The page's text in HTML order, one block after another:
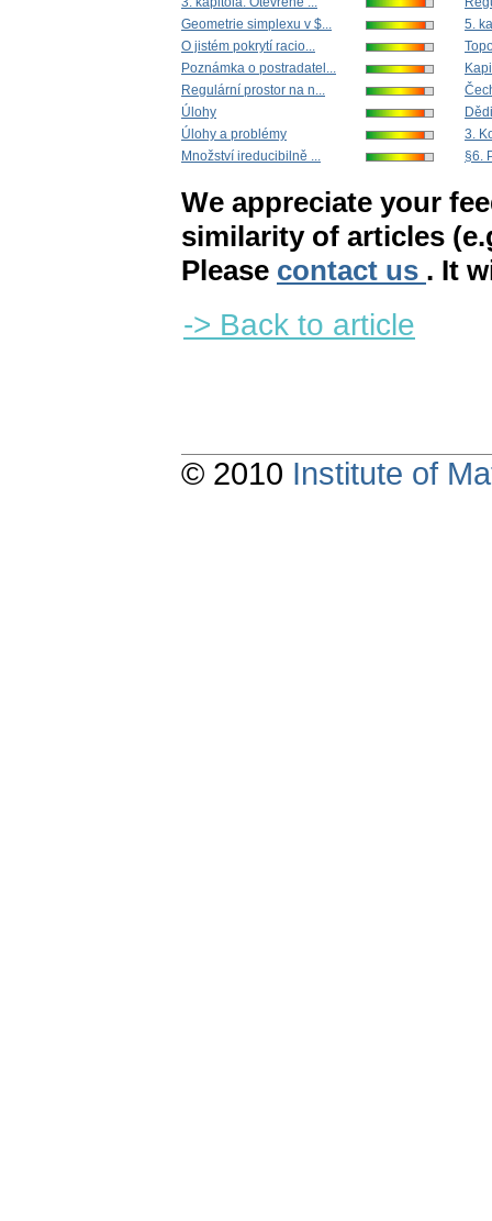
Geometrie simplexu v $...
O jistém pokrytí racio...
Poznámka o postradatel...
Regulární prostor na n...
Úlohy
Úlohy a problémy
Množství ireducibilně ...
5.
3.
§6.
We appreciate your
similarity of articles
Please contact us . It
-> Back to article
© 2010 Institute of